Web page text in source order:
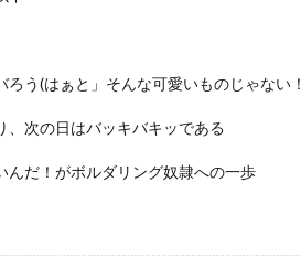
う(はぁと」そんな可愛いものじゃない！
次の日はバッキバキッである
だ！がボルダリング奴隷への一歩